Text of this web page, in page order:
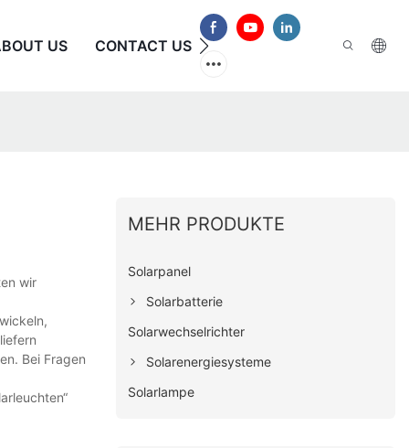
US CONTACT US HÄUFIG GESTELLTE
wir
Bei Fragen
MEHR PRODUKTE
Solarpanel
Solarbatterie
Solarwechselrichter
Solarenergiesysteme
Solarlampe